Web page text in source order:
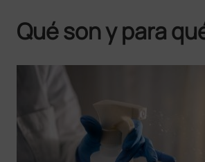
Qué son y para